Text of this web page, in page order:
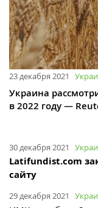
23 декабря 2021
Украина
в 2022 году —
30 декабря 2021
Latifundist.com
сайту
29 декабря 2021